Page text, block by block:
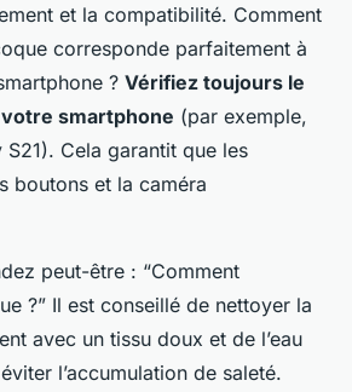
et la compatibilité. Comment
corresponde parfaitement à
? Vérifiez toujours le
smartphone (par exemple,
S21). Cela garantit que les
boutons et la caméra
peut-être : “Comment
?” Il est conseillé de nettoyer la
avec un tissu doux et de l’eau
l’accumulation de saleté.